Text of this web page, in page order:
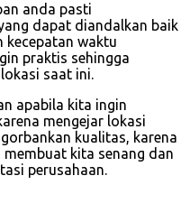
anda pasti
dapat diandalkan baik
kecepatan waktu
praktis sehingga
saat ini.
apabila kita ingin
mengejar lokasi
kualitas, karena
kita senang dan
perusahaan.